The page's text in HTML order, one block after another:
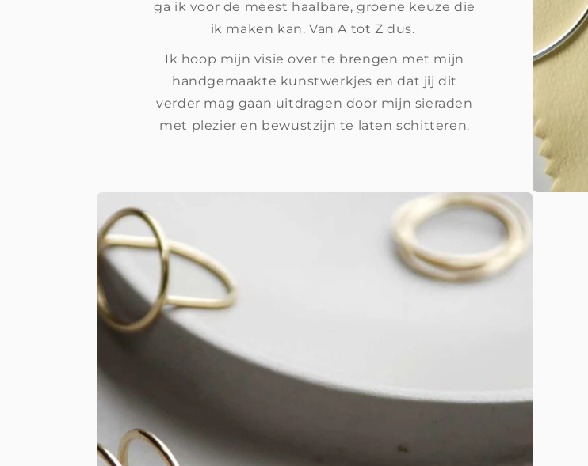
ga ik voor de meest haalbare, groene keuze die
ik maken kan. Van A tot Z dus.
Ik hoop mijn visie over te brengen met mijn
handgemaakte kunstwerkjes en dat jij dit
verder mag gaan uitdragen door mijn sieraden
met plezier en bewustzijn te laten schitteren.